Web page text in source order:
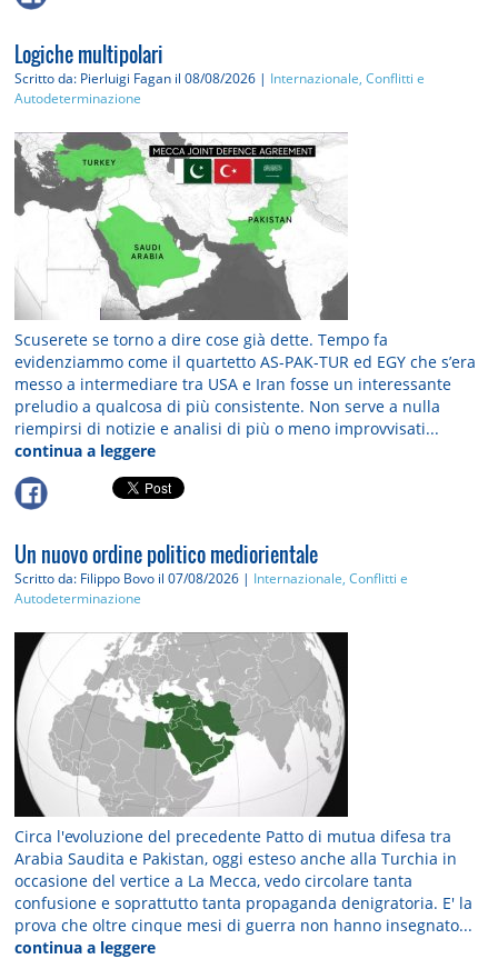
Logiche multipolari
Scritto da: Pierluigi Fagan il 08/08/2026 | Internazionale, Conflitti e
Autodeterminazione
Scuserete se torno a dire cose già dette. Tempo fa
evidenziammo come il quartetto AS-PAK-TUR ed EGY che s’era
messo a intermediare tra USA e Iran fosse un interessante
preludio a qualcosa di più consistente. Non serve a nulla
riempirsi di notizie e analisi di più o meno improvvisati...
continua a leggere
Un nuovo ordine politico mediorientale
Scritto da: Filippo Bovo il 07/08/2026 | Internazionale, Conflitti e
Autodeterminazione
Circa l'evoluzione del precedente Patto di mutua difesa tra
Arabia Saudita e Pakistan, oggi esteso anche alla Turchia in
occasione del vertice a La Mecca, vedo circolare tanta
confusione e soprattutto tanta propaganda denigratoria. E' la
prova che oltre cinque mesi di guerra non hanno insegnato...
continua a leggere